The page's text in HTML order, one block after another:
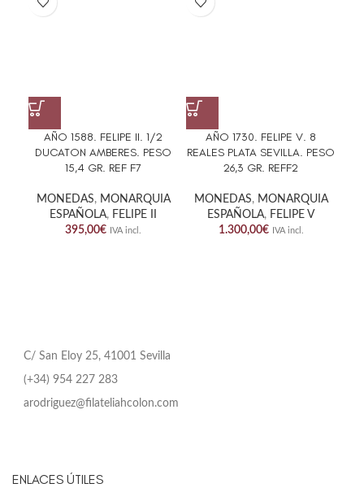
AÑO 1588. FELIPE II. 1/2
DUCATON AMBERES. PESO
15,4 GR. REF F7
MONEDAS, MONARQUIA
ESPAÑOLA, FELIPE II
395,00€ IVA incl.
AÑO 1730. FELIPE V. 8
REALES PLATA SEVILLA. PESO
26,3 GR. REFF2
MONEDAS, MONARQUIA
ESPAÑOLA, FELIPE V
1.300,00€ IVA incl.
C/ San Eloy 25, 41001 Sevilla
(+34) 954 227 283
arodriguez@filateliahcolon.com
ENLACES ÚTILES